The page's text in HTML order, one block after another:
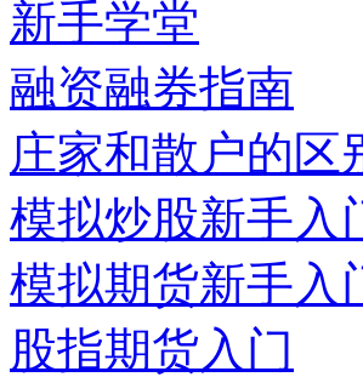
新手学堂
融资融券指南
庄家和散户的区
模拟炒股新手入
模拟期货新手入
股指期货入门